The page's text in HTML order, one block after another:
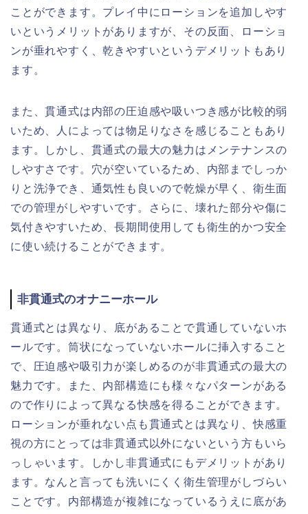
ことができます。プレイ中にローションを追加しやす
いというメリットがありますが、その反面、ローショ
ンが垂れやすく、乾きやすいというデメリットもあり
ます。
また、貫通式は内部の圧迫感や吸いつき感が比較的弱
いため、人によっては物足りなさを感じることもあり
ます。しかし、貫通式の最大の魅力はメンテナンスの
しやすさです。穴が空いているため、内部までしっか
りと洗浄でき、通気性も良いので乾燥が早く、衛生面
での管理がしやすいです。さらに、壊れた部分や傷に
気付きやすいため、長期間使用しても衛生的かつ安全
に使い続けることができます。
非貫通式のオナニーホール
貫通式とは異なり、底があることで貫通していないホ
ールです。筒状になっていないホールに挿入すること
で、圧迫感や吸引力が楽しめるのが非貫通式の最大の
魅力です。また、内部構造にも様々なパターンがある
ので作りによって異なる快感を得ることができます。
ローションが垂れない点も貫通式とは異なり、快感重
視の方にとっては非貫通式以外にないという方もいら
っしゃいます。しかし非貫通式にもデメリットがあり
ます。なんと言っても洗いにくく衛生管理がしづらい
ことです。内部構造が複雑になっているうえに底があ